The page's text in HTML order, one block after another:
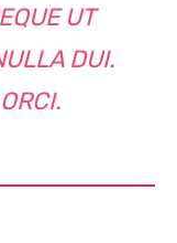
UT
DUI.